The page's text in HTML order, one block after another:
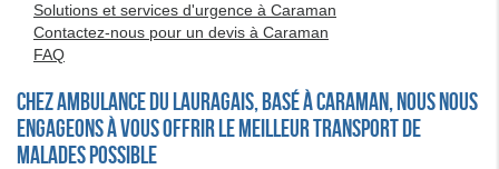
Solutions et services d'urgence à Caraman
Contactez-nous pour un devis à Caraman
FAQ
Chez AMBULANCE DU LAURAGAIS, basé à Caraman, nous nous
engageons à vous offrir le meilleur transport de
malades possible